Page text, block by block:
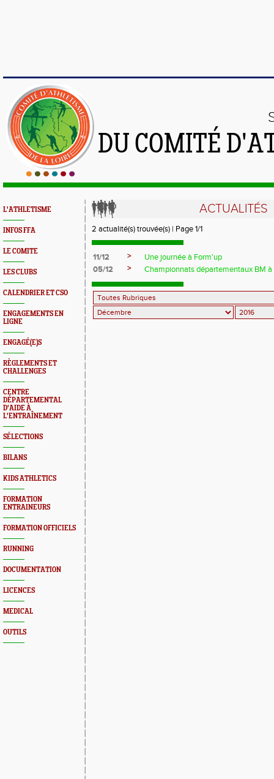
DU COMITÉ
L'ATHLETISME
INFOS FFA
LE COMITE
LES CLUBS
CALENDRIER ET CSO
ENGAGEMENTS EN
LIGNE
ENGAGÉ(E)S
RÈGLEMENTS ET
CHALLENGES
CENTRE
DÉPARTEMENTAL
D'AIDE À
L'ENTRAÎNEMENT
SÉLECTIONS
BILANS
KIDS ATHLETICS
FORMATION
ENTRAINEURS
FORMATION OFFICIELS
RUNNING
DOCUMENTATION
LICENCES
MEDICAL
OUTILS
ACTUALITÉS
2 actualité(s) trouvée(s) | Page 1/1
11/12 >
Une journée à Form'up
05/12
> Championnats départementaux BM